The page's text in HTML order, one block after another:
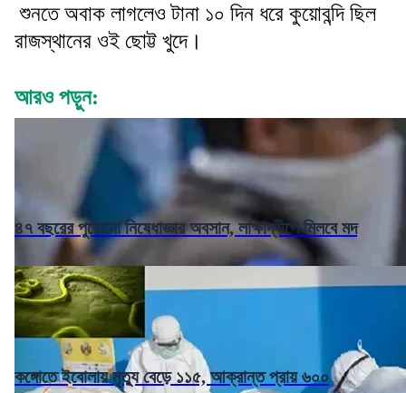
শুনতে অবাক লাগলেও টানা ১০ দিন ধরে কুয়োবন্দি ছিল
রাজস্থানের ওই ছোট্ট খুদে।
আরও পড়ুন:
৪৭ বছরের পুরোনো নিষেধাজ্ঞার অবসান, লাক্ষাদ্বীপে মিলবে মদ
কঙ্গোতে ইবোলায় মৃত্যু বেড়ে ১১৫, আক্রান্ত প্রায় ৬০০